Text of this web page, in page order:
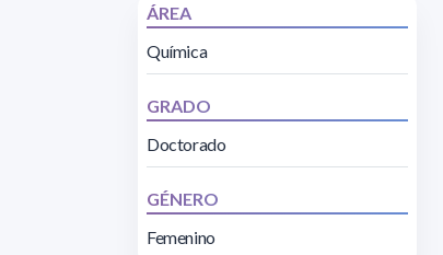
ÁREA
Química
GRADO
Doctorado
GÉNERO
Femenino